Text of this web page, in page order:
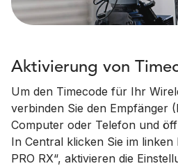
Aktivierung von
Um den Timecode für Ihr
verbinden Sie den Empfänger
Computer oder Telefon und
In Central klicken Sie im linken
PRO RX“, aktivieren die